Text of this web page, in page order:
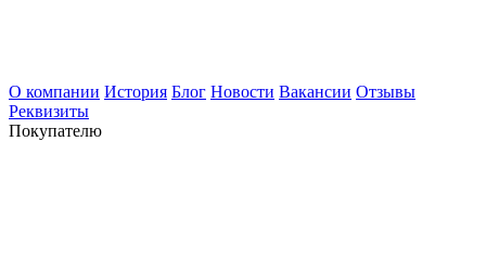
О компании История Блог Новости Вакансии Отзывы
Реквизиты
Покупателю